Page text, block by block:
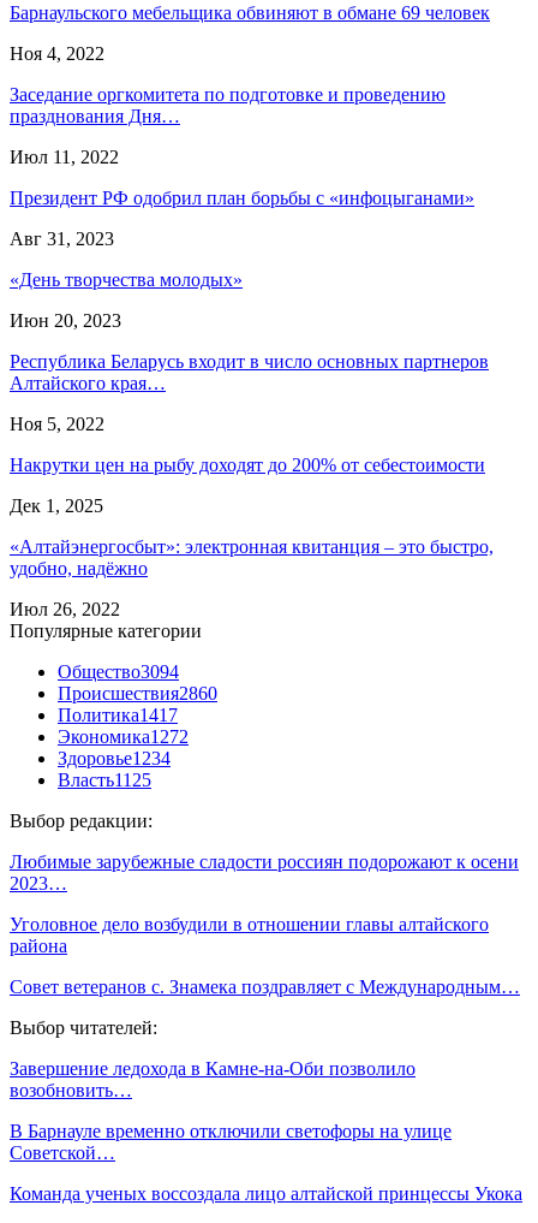
Барнаульского мебельщика обвиняют в обмане 69 человек
Ноя 4, 2022
Заседание оргкомитета по подготовке и проведению
празднования Дня…
Июл 11, 2022
Президент РФ одобрил план борьбы с «инфоцыганами»
Авг 31, 2023
«День творчества молодых»
Июн 20, 2023
Республика Беларусь входит в число основных партнеров
Алтайского края…
Ноя 5, 2022
Накрутки цен на рыбу доходят до 200% от себестоимости
Дек 1, 2025
«Алтайэнергосбыт»: электронная квитанция – это быстро,
удобно, надёжно
Июл 26, 2022
Популярные категории
Общество3094
Происшествия2860
Политика1417
Экономика1272
Здоровье1234
Власть1125
Выбор редакции:
Любимые зарубежные сладости россиян подорожают к осени
2023…
Уголовное дело возбудили в отношении главы алтайского
района
Совет ветеранов с. Знамека поздравляет с Международным…
Выбор читателей:
Завершение ледохода в Камне-на-Оби позволило
возобновить…
В Барнауле временно отключили светофоры на улице
Советской…
Команда ученых воссоздала лицо алтайской принцессы Укока